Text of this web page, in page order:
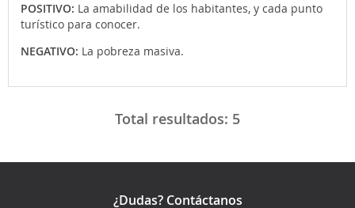
POSITIVO: La amabilidad de los habitantes, y cada punto
turístico para conocer.
NEGATIVO: La pobreza masiva.
Total resultados: 5
¿Dudas? Contáctanos